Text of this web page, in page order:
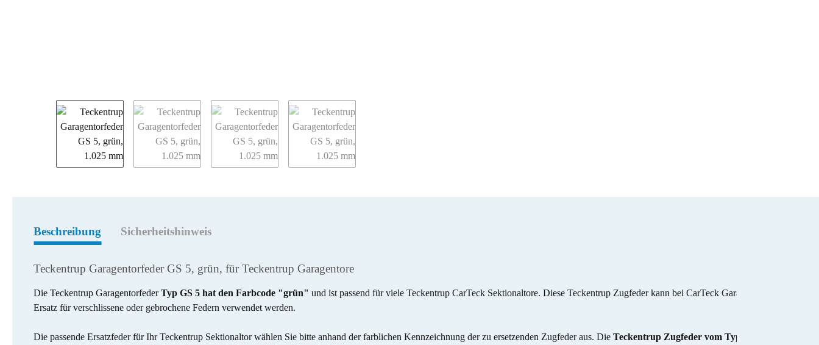
weitere Registerkarten anzeigen
Beschreibung Sicherheitshinweis
Teckentrup Garagentorfeder GS 5, grün, für Teckentrup Garagentore
Die Teckentrup GaragentorfederTyp GS 5 hat den Farbcode "grün" und ist passend für viele Teckentrup CarTeck Sektionaltore. Diese Teckentrup Zugfeder kann bei CarTeck Garagentoren als
Ersatz für verschlissene oder gebrochene Federn verwendet werden.
Die passende Ersatzfeder für Ihr Teckentrup Sektionaltor wählen Sie bitte anhand der farblichen Kennzeichnung der zu ersetzenden Zugfeder aus. Die Teckentrup Zugfeder vom Typ GS 5 mit